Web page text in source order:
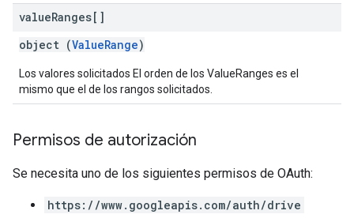
valueRanges[]
object (ValueRange)
Los valores solicitados El orden de los ValueRanges es el
mismo que el de los rangos solicitados.
Permisos de autorización
Se necesita uno de los siguientes permisos de OAuth:
https://www.googleapis.com/auth/drive